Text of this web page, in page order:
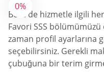
0%
Belki de hizmetle ilgili
Favori SSS bölümümüzü
zaman profil ayarlarına
seçebilirsiniz. Gerekli
çubuğuna bir terim